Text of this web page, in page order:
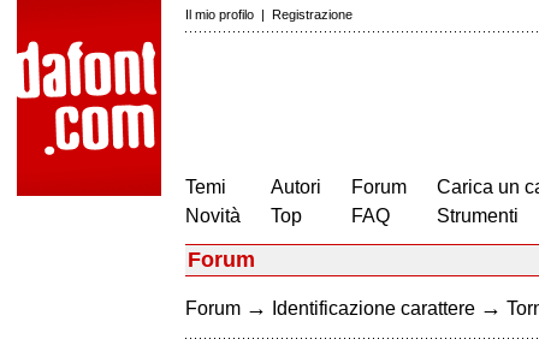
Il mio profilo | Registrazione
Temi
Novità
Autori
Top
Forum
FAQ
Carica un
Strumenti
Forum
Forum → Identificazione carattere →